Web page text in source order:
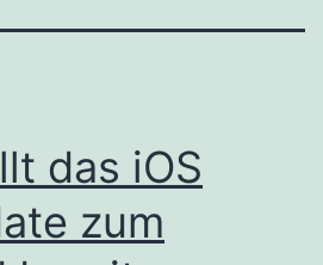
das iOS
zum